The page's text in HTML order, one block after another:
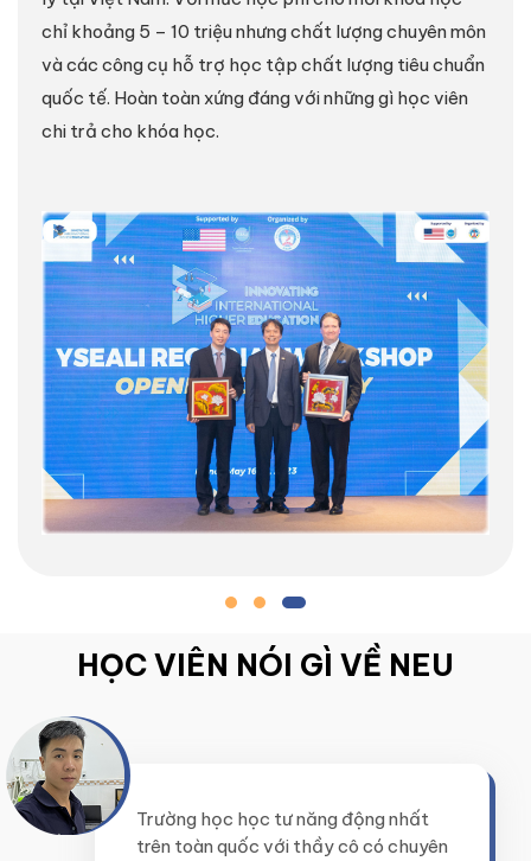
chỉ khoảng 5 – 10 triệu nhưng chất lượng chuyên môn
và các công cụ hỗ trợ học tập chất lượng tiêu chuẩn
quốc tế. Hoàn toàn xứng đáng với những gì học viên
chi trả cho khóa học.
HỌC VIÊN NÓI GÌ VỀ NEU
Trường học học tư năng động nhất
trên toàn quốc với thầy cô có chuyên